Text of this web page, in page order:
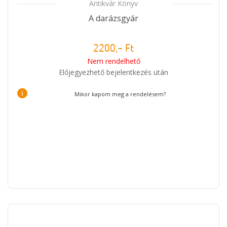
Antikvár Könyv
A darázsgyár
2200,- Ft
Nem rendelhető
Előjegyezhető bejelentkezés után
i Mikor kapom meg a rendelésem?